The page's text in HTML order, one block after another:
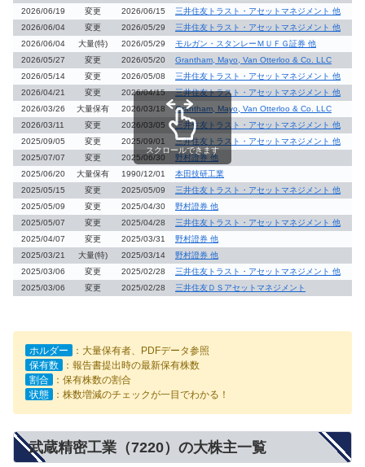
2026/06/19
変更 2026/06/15
三井住友トラスト・アセットマネジメント 他
2026/06/04
変更 2026/05/29
三井住友トラスト・アセットマネジメント 他
2026/06/04
大量(特) 2026/05/29
モルガン・スタンレーＭＵＦＧ証券 他
2026/05/27
変更 2026/05/20
Grantham, Mayo, Van Otterloo & Co. LLC
2026/05/14
変更 2026/05/08
三井住友トラスト・アセットマネジメント 他
2026/04/21
変更 2026/04/15
三井住友トラスト・アセットマネジメント 他
2026/03/26
大量保有 2026/03/18
Grantham, Mayo, Van Otterloo & Co. LLC
2026/03/11
変更 2026/03/05
三井住友トラスト・アセットマネジメント 他
2025/09/05
変更 2025/09/01
三井住友トラスト・アセットマネジメント 他
2025/07/07
変更 2025/06/30
野村證券 他
2025/06/20
大量保有 1990/12/01
本田技研工業
2025/05/15
変更 2025/05/09
三井住友トラスト・アセットマネジメント 他
2025/05/09
変更 2025/04/30
野村證券 他
2025/05/07
変更 2025/04/28
三井住友トラスト・アセットマネジメント 他
2025/04/07
変更 2025/03/31
野村證券 他
2025/03/21
大量(特) 2025/03/14
野村證券 他
2025/03/06
変更 2025/02/28
三井住友トラスト・アセットマネジメント 他
2025/03/06
変更 2025/02/28 三井住友ＤＳアセットマネジメント
スクロールできます
ホルダー
：大量保有者、PDFデータ参照
保有数
：報告書提出時の最新保有株数
割合
：保有株数の割合
状態
：株数増減のチェックが一目でわかる！
武蔵精密工業（7220）の大株主一覧